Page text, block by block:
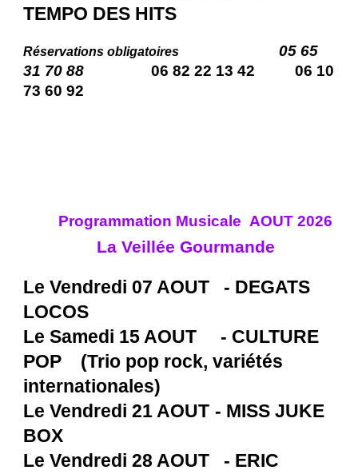
TEMPO DES HITS
Réservations obligatoires
05 65
31 70 88
06 82 22 13 42
06 10
73 60 92
Programmation Musicale AOUT 2026
La Veillée Gourmande
Le Vendredi 07 AOUT - DEGATS
LOCOS
Le Samedi 15 AOUT - CULTURE
POP (Trio pop rock, variétés
internationales)
Le Vendredi 21 AOUT - MISS JUKE
BOX
Le Vendredi 28 AOUT - ERIC